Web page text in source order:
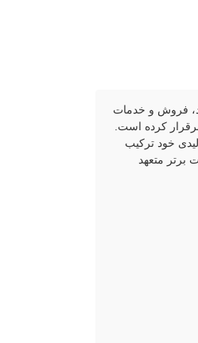
فروش و خدمات
کرده است.
خود ترکیب
برتر متعهد